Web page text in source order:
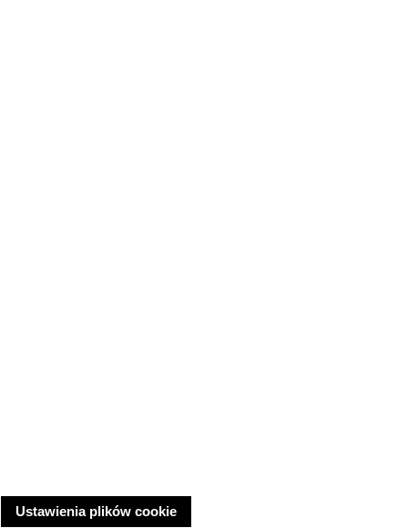
Ustawienia plików cookie